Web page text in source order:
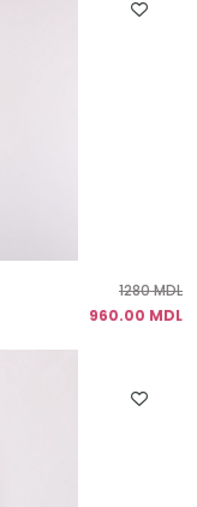
1280 MDL
960.00 MDL